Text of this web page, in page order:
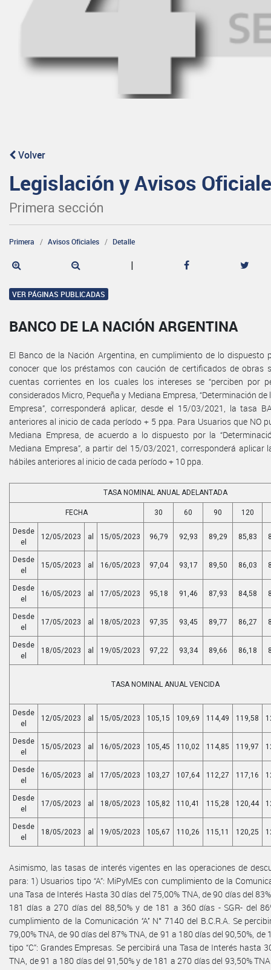
Volver
Legislación y Avisos
Primera sección
Primera Avisos Oficiales Detalle
|
VER PÁGINAS PUBLICADAS
BANCO DE LA NACIÓN ARGENTINA
El Banco de la Nación Argentina, en cumplimiento de lo dispuesto
conocer que los préstamos con caución de certificados de obras
cuentas corrientes en los cuales los intereses se “perciben por
considerados Micro, Pequeña y Mediana Empresa, “Determinación
Empresa”, corresponderá aplicar, desde el 15/03/2021, la tasa
anteriores al inicio de cada período + 5 ppa. Para Usuarios que NO
Mediana Empresa, de acuerdo a lo dispuesto por la
Mediana Empresa”, a partir del 15/03/2021, corresponderá aplicar
hábiles anteriores al inicio de cada período + 10 ppa.
TASA NOMINAL ANUAL ADELANTADA
FECHA 30 60 90 120
Desde
el
12/05/2023 al 15/05/2023 96,79 92,93 89,29 85,83
Desde
el
15/05/2023 al 16/05/2023 97,04 93,17 89,50 86,03
Desde
el
16/05/2023 al 17/05/2023 95,18 91,46 87,93 84,58
Desde
el
17/05/2023 al 18/05/2023 97,35 93,45 89,77 86,27
Desde
el
18/05/2023 al 19/05/2023 97,22 93,34 89,66 86,18
TASA NOMINAL ANUAL VENCIDA
Desde
el
12/05/2023 al 15/05/2023 105,15 109,69 114,49 119,58
Desde
el
15/05/2023 al 16/05/2023 105,45 110,02 114,85 119,97
Desde
el
16/05/2023 al 17/05/2023 103,27 107,64 112,27 117,16
Desde
el
17/05/2023 al 18/05/2023 105,82 110,41 115,28 120,44
Desde
el
18/05/2023 al 19/05/2023 105,67 110,26 115,11 120,25
Asimismo, las tasas de interés vigentes en las operaciones de
para: 1) Usuarios tipo “A”: MiPyMEs con cumplimiento de la
una Tasa de Interés Hasta 30 días del 75,00% TNA, de 90 días del
181 días a 270 días del 88,50% y de 181 a 360 días - SGR- del
cumplimiento de la Comunicación ‘‘A’’ N° 7140 del B.C.R.A. Se
79,00% TNA, de 90 días del 87% TNA, de 91 a 180 días del 90,50%,
tipo “C”: Grandes Empresas. Se percibirá una Tasa de Interés hasta
TNA, de 91 a 180 días del 91,50% y de 181 a 270 días del 93,50%